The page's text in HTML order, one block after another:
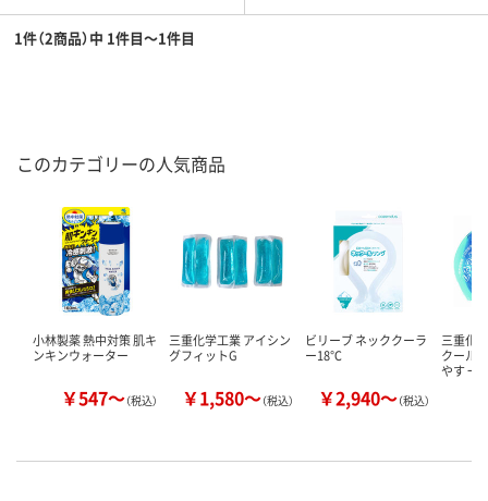
1件（2商品）中 1件目～1件目
このカテゴリーの人気商品
小林製薬 熱中対策 肌キ
ンキンウォーター
￥547～（税込）
三重化学工業 アイシン
グフィットG
￥1,580～（税込）
ビリーブ ネッククーラ
ー18℃
￥2,940～（税込）
三重化
クール
やす 一